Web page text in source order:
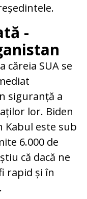
-
căreia SUA se
siguranță a
lor. Biden
Kabul este sub
6.000 de
că dacă ne
rapid și în